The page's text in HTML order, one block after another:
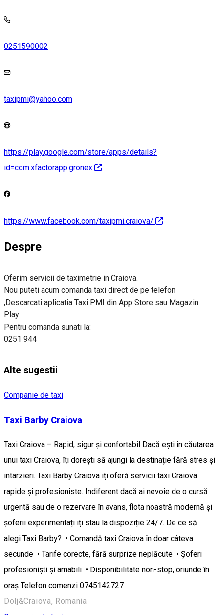
0251590002
taxipmi@yahoo.com
https://play.google.com/store/apps/details?
id=com.xfactorapp.gronex
https://www.facebook.com/taxipmi.craiova/
Despre
Oferim servicii de taximetrie in Craiova.
Nou puteti acum comanda taxi direct de pe telefon
,Descarcati aplicatia Taxi PMI din App Store sau Magazin
Play
Pentru comanda sunati la:
0251 944
Alte sugestii
Companie de taxi
Taxi Barby Craiova
Taxi Craiova – Rapid, sigur și confortabil Dacă ești în căutarea
unui taxi Craiova, îți dorești să ajungi la destinație fără stres și
întârzieri. Taxi Barby Craiova îți oferă servicii taxi Craiova
rapide și profesioniste. Indiferent dacă ai nevoie de o cursă
urgentă sau de o rezervare în avans, flota noastră modernă și
șoferii experimentați îți stau la dispoziție 24/7. De ce să
alegi Taxi Barby? • Comandă taxi Craiova în doar câteva
secunde • Tarife corecte, fără surprize neplăcute • Șoferi
profesioniști și amabili • Disponibilitate non-stop, oriunde în
oraș Telefon comenzi 0745142727
Dolj&Craiova, Romania